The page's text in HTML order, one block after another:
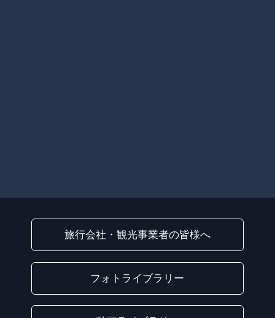
旅行会社・観光事業者の皆様へ
フォトライブラリー